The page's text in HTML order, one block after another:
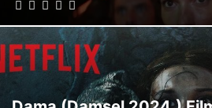
RECENZIJE FILMOVA 2014
RECENZIJE FILMOVA 2016 RECENZIJE
SPORT THRILLER TRAILERI WAR